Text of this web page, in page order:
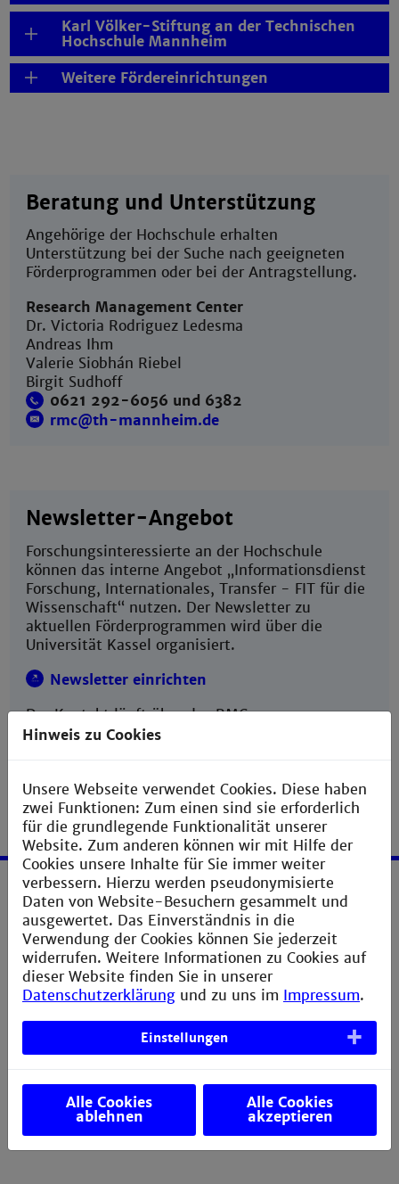
Karl Völker-Stiftung an der Technischen
Hochschule Mannheim
Weitere Fördereinrichtungen
Beratung und Unterstützung
Angehörige der Hochschule erhalten
Unterstützung bei der Suche nach geeigneten
Förderprogrammen oder bei der Antragstellung.
Research Management Center
Dr. Victoria Rodriguez Ledesma
Andreas Ihm
Valerie Siobhán Riebel
Birgit Sudhoff
0621 292-6056 und 6382
rmc@th-mannheim.de
Newsletter-Angebot
Forschungsinteressierte an der Hochschule
können das interne Angebot „Informationsdienst
Forschung, Internationales, Transfer - FIT für die
Wissenschaft“ nutzen. Der Newsletter zu
aktuellen Förderprogrammen wird über die
Universität Kassel organisiert.
Newsletter einrichten
Der Kontakt läuft über das RMC.
Service
Impressum
Erklärung zur Barrierefreiheit
Datenschutzerklärung
Verbesserungsvorschlag melden
Hinweis zu Cookies
Unsere Webseite verwendet Cookies. Diese haben
zwei Funktionen: Zum einen sind sie erforderlich
für die grundlegende Funktionalität unserer
Website. Zum anderen können wir mit Hilfe der
Cookies unsere Inhalte für Sie immer weiter
verbessern. Hierzu werden pseudonymisierte
Daten von Website-Besuchern gesammelt und
ausgewertet. Das Einverständnis in die
Verwendung der Cookies können Sie jederzeit
widerrufen. Weitere Informationen zu Cookies auf
dieser Website finden Sie in unserer
Datenschutzerklärung und zu uns im Impressum.
Einstellungen
Alle Cookies
ablehnen
Alle Cookies
akzeptieren